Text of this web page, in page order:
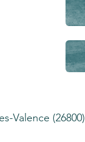
Valence (26800)